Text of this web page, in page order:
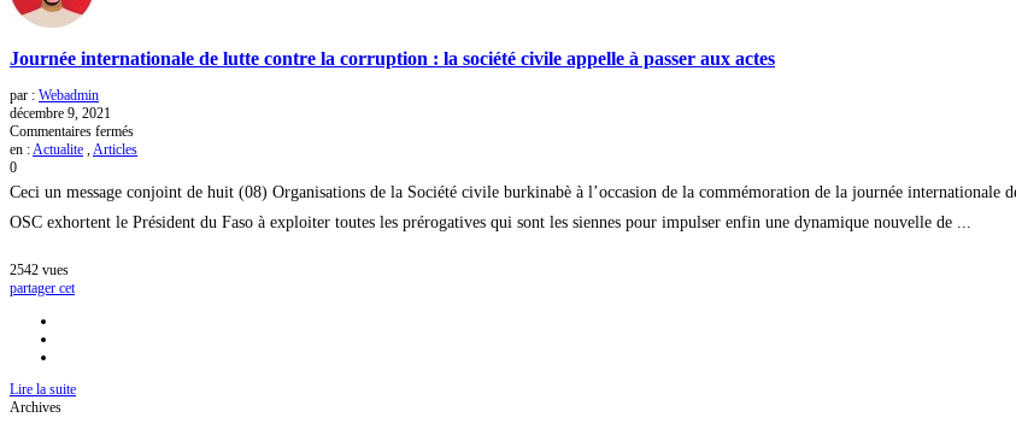
Journée internationale de lutte contre la corruption : la société civile appelle à passer aux actes
par : Webadmin
décembre 9, 2021
Commentaires fermés
Journée
lutte
contre
en : Actualite
Articles
0
Ceci un message conjoint de huit (08) Organisations de la Société civile burkinabè à l’occasion de la commémoration de la journée internationale
OSC exhortent le Président du Faso à exploiter toutes les prérogatives qui sont les siennes pour impulser enfin une dynamique nouvelle de ...
2542 vues
partager cet
Lire la suite
Archives